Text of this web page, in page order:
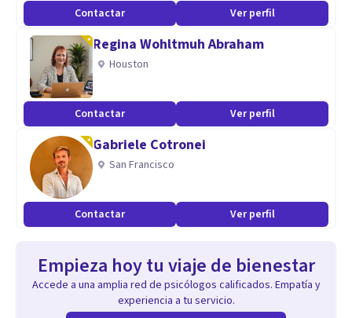
Contactar Ver perfil
Regina Wohltmuh Abraham
Houston
Contactar Ver perfil
Gabriele Cotronei
San Francisco
Contactar Ver perfil
Empieza hoy tu viaje de bienestar
Accede a una amplia red de psicólogos calificados. Empatía y
experiencia a tu servicio.